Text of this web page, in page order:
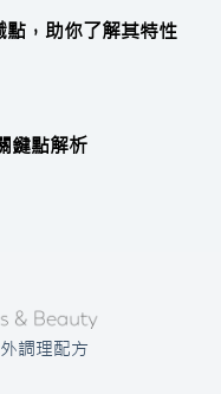
點，助你了解其特性
鍵點解析
調理配方